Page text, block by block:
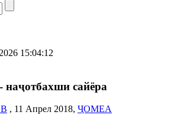
15:04:12
сайёра
, 11 Апрел 2018, ҶОМЕА